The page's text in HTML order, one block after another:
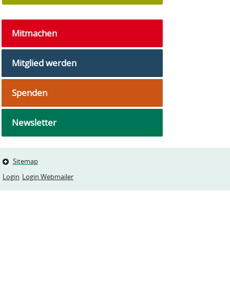
Mitmachen
Mitglied werden
Spenden
Newsletter
Sitemap
Login Login Webmailer